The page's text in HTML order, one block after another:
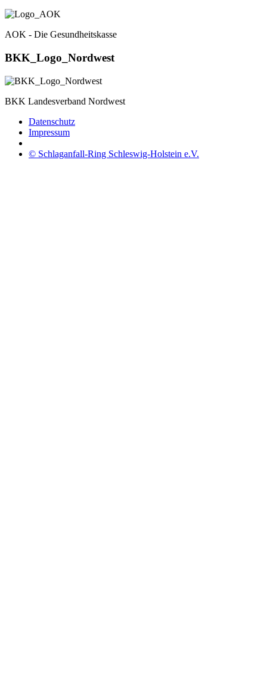
AOK - Die Gesundheitskasse
BKK_Logo_Nordwest
BKK Landesverband Nordwest
Datenschutz
Impressum
© Schlaganfall-Ring Schleswig-Holstein e.V.